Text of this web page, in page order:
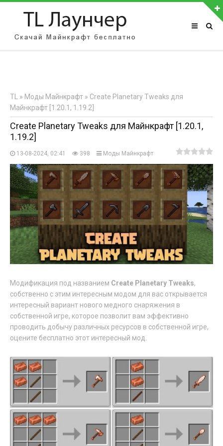
АВТОРИЗАЦИЯ НА САЙТЕ
Регистрация
TL » Моды Майнкрафт » Create Planetary Tweaks для
Майнкрафт [1.20.1, 1.19.2]
Create Planetary Tweaks для Майнкрафт [1.20.1,
1.19.2]
13-08-2024, 02:41 398 Моды Майнкрафт
Модификация под названием Create Planetary Tweaks,
собственно с этим интересным модом для вас открывается
интересный вариант нового медного снаряжения в
собственной игре, которое позволит вам эффективно
проводить добычу различных ресурсов в собственной игре,
оцените бесплатно этот интересный мод.